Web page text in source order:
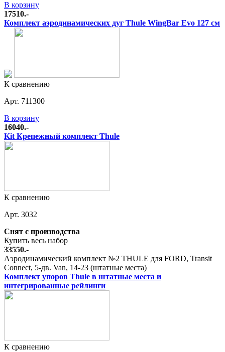
В корзину
17510.-
Комплект аэродинамических дуг Thule WingBar Evo 127 см
К сравнению
Арт. 711300
В корзину
16040.-
Kit Крепежный комплект Thule
К сравнению
Арт. 3032
Снят с производства
Купить весь набор
33550.-
Аэродинамический комплект №2 THULE для FORD, Transit
Connect, 5-дв. Van, 14-23 (штатные места)
Комплект упоров Thule в штатные места и
интегрированные рейлинги
К сравнению